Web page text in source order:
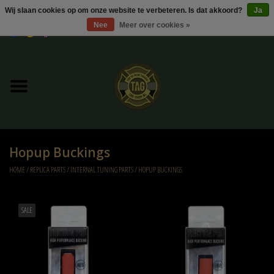
UItverkoop
Kleding
Tactical gear
Hopup Buckings
HOME/REPLICA PARTS/INTERNAL TUNING PARTS/HOPUP BUCKINGS
SALE
Wij slaan cookies op om onze website te verbeteren. Is dat akkoord?
Ja
Nee
Meer over cookies »